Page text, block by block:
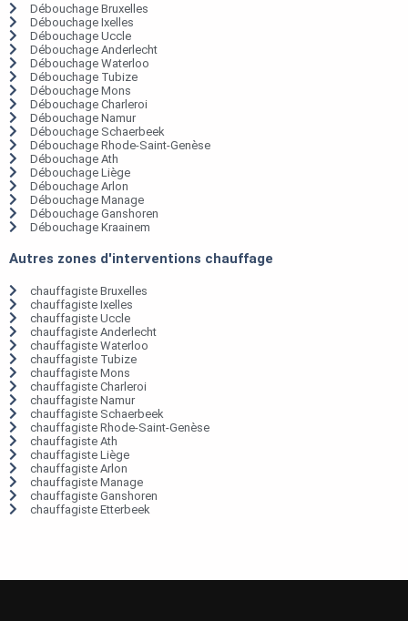
Débouchage Bruxelles
Débouchage Ixelles
Débouchage Uccle
Débouchage Anderlecht
Débouchage Waterloo
Débouchage Tubize
Débouchage Mons
Débouchage Charleroi
Débouchage Namur
Débouchage Schaerbeek
Débouchage Rhode-Saint-Genèse
Débouchage Ath
Débouchage Liège
Débouchage Arlon
Débouchage Manage
Débouchage Ganshoren
Débouchage Kraainem
Autres zones d'interventions chauffage
chauffagiste Bruxelles
chauffagiste Ixelles
chauffagiste Uccle
chauffagiste Anderlecht
chauffagiste Waterloo
chauffagiste Tubize
chauffagiste Mons
chauffagiste Charleroi
chauffagiste Namur
chauffagiste Schaerbeek
chauffagiste Rhode-Saint-Genèse
chauffagiste Ath
chauffagiste Liège
chauffagiste Arlon
chauffagiste Manage
chauffagiste Ganshoren
chauffagiste Etterbeek